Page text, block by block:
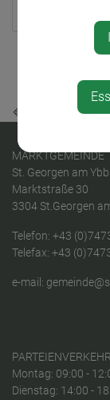
⇐ zurück
MARKTGEMEINDE
St. Georgen am
Marktstraße 30
3304 St.Georgen
Telefon: +43
Telefax: +43
e-mail:
PARTEIENVERKEHR
Montag: 09:00 -
Dienstag: 14:00 -